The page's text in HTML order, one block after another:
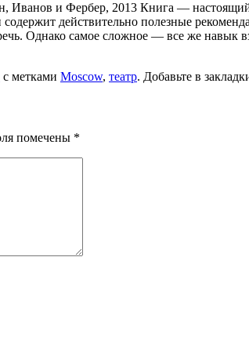
и Фербер, 2013 Книга — настоящий
действительно полезные
Однако самое сложное — все же навык
с метками Moscow, театр. Добавьте в
помечены *